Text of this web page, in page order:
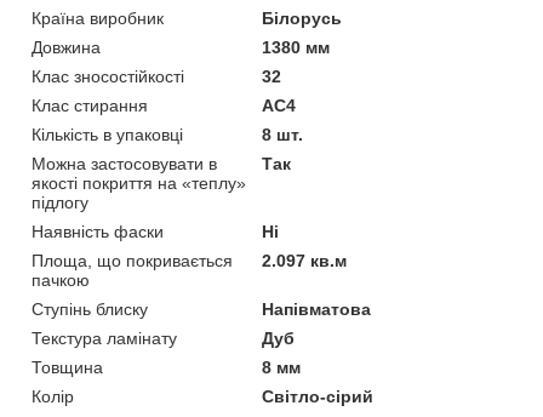
Країна виробник
Білорусь
Довжина
1380 мм
Клас зносостійкості
32
Клас стирання
АС4
Кількість в упаковці
8 шт.
Можна застосовувати в
якості покриття на «теплу»
підлогу
Так
Наявність фаски
Ні
Площа, що покривається
пачкою
2.097 кв.м
Ступінь блиску
Напівматова
Текстура ламінату
Дуб
Товщина
8 мм
Колір
Світло-сірий